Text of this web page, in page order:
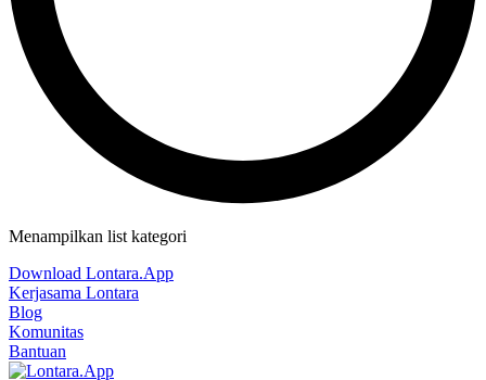
Menampilkan list kategori
Download Lontara.App
Kerjasama Lontara
Blog
Komunitas
Bantuan